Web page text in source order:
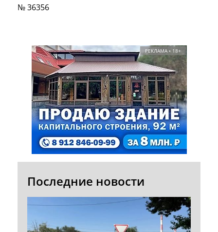
№ 36356
РЕКЛАМА • 18+
Последние новости